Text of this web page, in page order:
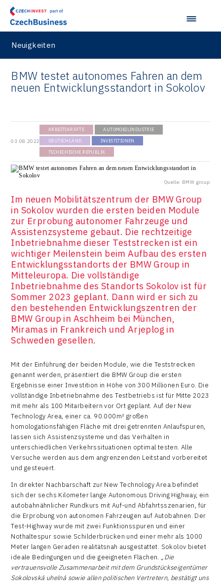
Neuigkeiten
BMW testet autonomes Fahren an dem
neuen Entwicklungsstandort in Sokolov
03.08.2022
ARBEITSKRÄFTE AUTOMOBILINDUSTRIE
DEUTSCHLAND INVESTITIONEN
TSCHECHISCHE REPUBLIK
Quelle: BMW group
Im neuen Mobilitätszentrum der BMW Group
in Sokolov wurden die ersten beiden Module
zur Erprobung autonomer Fahrzeuge und
Assistenzsysteme gebaut. Die rechtzeitige
Inbetriebnahme dieser Teststrecken ist ein
wichtiger Meilenstein beim Aufbau des ersten
Entwicklungsstandorts der BMW Group in
Mitteleuropa. Die vollständige
Inbetriebnahme des Standorts Sokolov ist für
Sommer 2023 geplant. Dann wird er sich zu
den bestehenden Entwicklungszentren der
BMW Group in Aschheim bei München,
Miramas in Frankreich und Arjeplog in
Schweden gesellen.
Mit der Einführung der beiden Module, wie die Teststrecken
genannt werden, präsentiert die BMW Group die ersten
Ergebnisse einer Investition in Höhe von 300 Millionen Euro. Die
vollständige Inbetriebnahme des Testbetriebs ist für Mitte 2023
mit mehr als 100 Mitarbeitern vor Ort geplant. Auf der New
Technology Area, einer ca. 90.000m² großen
homologationsfähigen Fläche mit drei getrennten Anlaufspuren,
lassen sich Assistenzsysteme und das Verhalten in
unterschiedlichen Verkehrssituationen optimal testen. Alle
Versuche werden aus dem angrenzenden Leitstand vorbereitet
und gesteuert.
In direkter Nachbarschaft zur New Technology Area befindet
sich der sechs Kilometer lange Autonomous Driving Highway, ein
autobahnähnlicher Rundkurs mit Auf-und Abfahrtsszenarien, für
die Erprobung von autonomen Fahrzeugen auf Autobahnen. Der
Test-Highway wurde mit zwei Funktionsspuren und einer
Nothaltespur sowie Schilderbrücken und einer mehr als 1000
Meter langen Geraden realitätsnah ausgestattet. Sokolov bietet
ideale Bedingungen und die geeigneten Flächen. „Die
vertrauensvolle Zusammenarbeit mit dem Grundstückseigentümer
Sokolovská uhelná sowie allen politischen Vertretern, bestätigt uns